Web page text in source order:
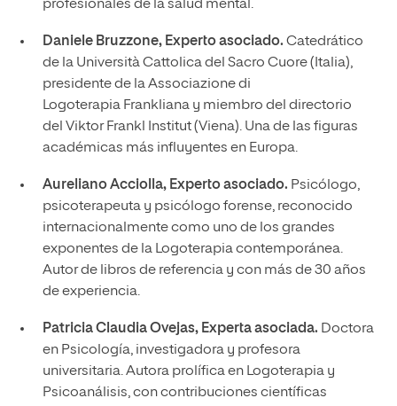
profesionales de la salud mental.
Daniele Bruzzone, Experto asociado. Catedrático
de la Università Cattolica del Sacro Cuore (Italia),
presidente de la Associazione di
Logoterapia Frankliana y miembro del directorio
del Viktor Frankl Institut (Viena). Una de las figuras
académicas más influyentes en Europa.
Aureliano Acciolla, Experto asociado. Psicólogo,
psicoterapeuta y psicólogo forense, reconocido
internacionalmente como uno de los grandes
exponentes de la Logoterapia contemporánea.
Autor de libros de referencia y con más de 30 años
de experiencia.
Patricia Claudia Ovejas, Experta asociada. Doctora
en Psicología, investigadora y profesora
universitaria. Autora prolífica en Logoterapia y
Psicoanálisis, con contribuciones científicas